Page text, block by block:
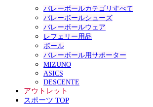
バレーボールカテゴリすべて
バレーボールシューズ
バレーボールウェア
レフェリー用品
ボール
バレーボール用サポーター
MIZUNO
ASICS
DESCENTE
アウトレット
スポーツ TOP